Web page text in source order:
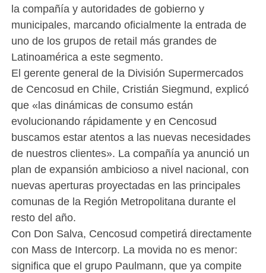
la compañía y autoridades de gobierno y
municipales, marcando oficialmente la entrada de
uno de los grupos de retail más grandes de
Latinoamérica a este segmento.
El gerente general de la División Supermercados
de Cencosud en Chile, Cristián Siegmund, explicó
que «las dinámicas de consumo están
evolucionando rápidamente y en Cencosud
buscamos estar atentos a las nuevas necesidades
de nuestros clientes». La compañía ya anunció un
plan de expansión ambicioso a nivel nacional, con
nuevas aperturas proyectadas en las principales
comunas de la Región Metropolitana durante el
resto del año.
Con Don Salva, Cencosud competirá directamente
con Mass de Intercorp. La movida no es menor:
significa que el grupo Paulmann, que ya compite